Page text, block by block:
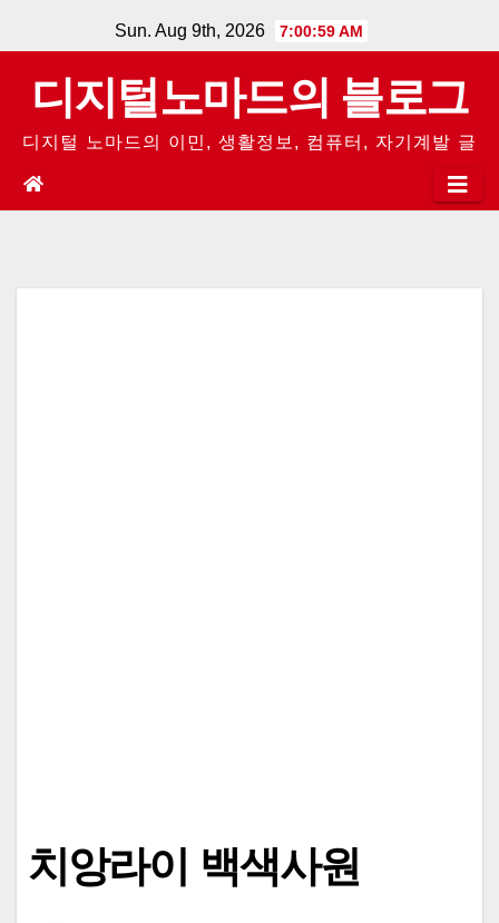
to
content
Sun. Aug 9th, 2026 7:01:00 AM
디지털노마드의 블로그
디지털 노마드의 이민, 생활정보, 컴퓨터, 자기계발 글
치앙라이 백색사원